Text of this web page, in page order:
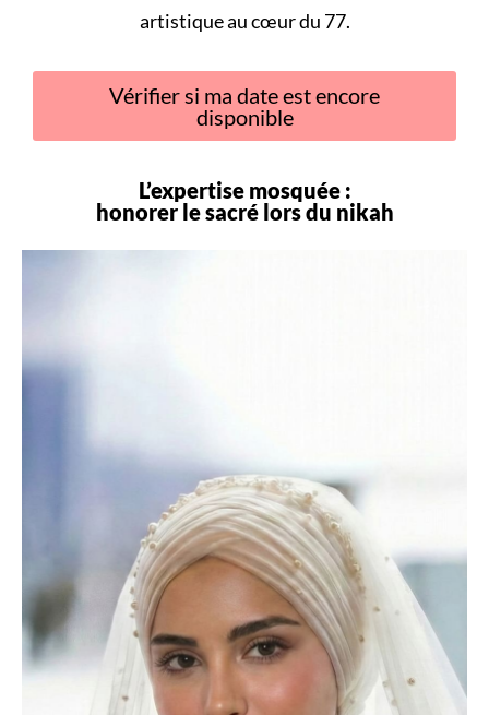
artistique au cœur du 77.
Vérifier si ma date est encore
disponible
L’expertise mosquée :
honorer le sacré lors du nikah